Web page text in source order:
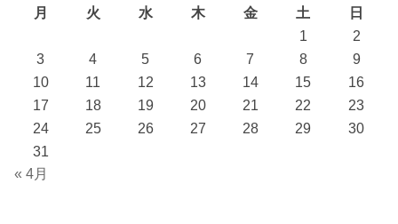
月
火 水 木 金 土
日
1
2
3
4 5 6 7 8
9
10
11 12 13 14 15
16
17
18 19 20 21 22
23
24
25 26 27 28 29
30
31
« 4月